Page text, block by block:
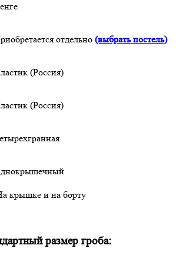
отдельно (выбрать постель)
(Россия)
(Россия)
крышке и на борту
размер гроба: